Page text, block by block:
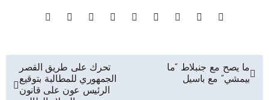
تصفّح
ما يصح مع جنبلاط “ما
بيمشي” مع باسيل
تحرك على طريق القصر
الجمهوري للمطالبة بتوقيع
الرئيس عون على قانون